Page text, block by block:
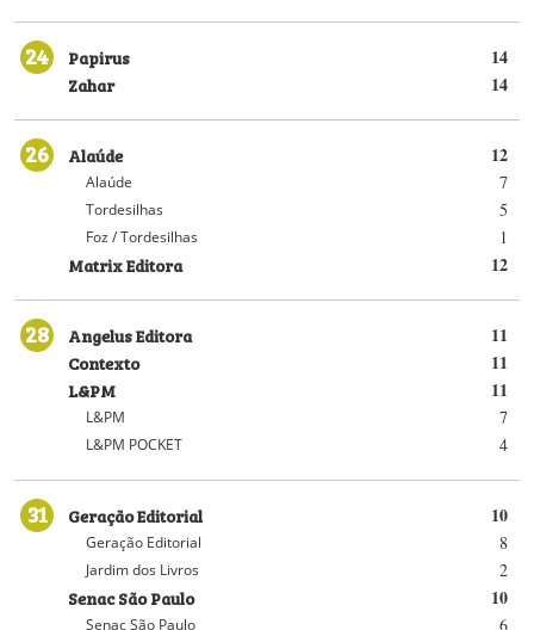
24 14
Papirus
14
Zahar
26 12
Alaúde
7
Alaúde
5
Tordesilhas
1
Foz / Tordesilhas
12
Matrix Editora
28 11
Angelus Editora
11
Contexto
11
L&PM
7
L&PM
4
L&PM POCKET
31 10
Geração Editorial
8
Geração Editorial
2
Jardim dos Livros
10
Senac São Paulo
6
Senac São Paulo